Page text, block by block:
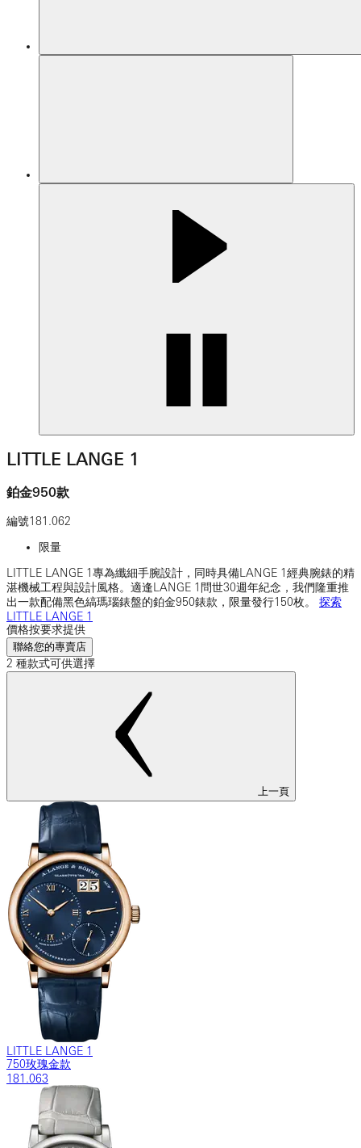
LITTLE LANGE 1
鉑金950款
編號181.062
限量
LITTLE LANGE 1專為纖細手腕設計，同時具備LANGE 1經典腕錶的精
湛機械工程與設計風格。適逢LANGE 1問世30週年紀念，我們隆重推
出一款配備黑色縞瑪瑙錶盤的鉑金950錶款，限量發行150枚。 探索
LITTLE LANGE 1
價格按要求提供
聯絡您的專賣店
2 種款式可供選擇
上一頁
LITTLE LANGE 1
750玫瑰金款
181.063